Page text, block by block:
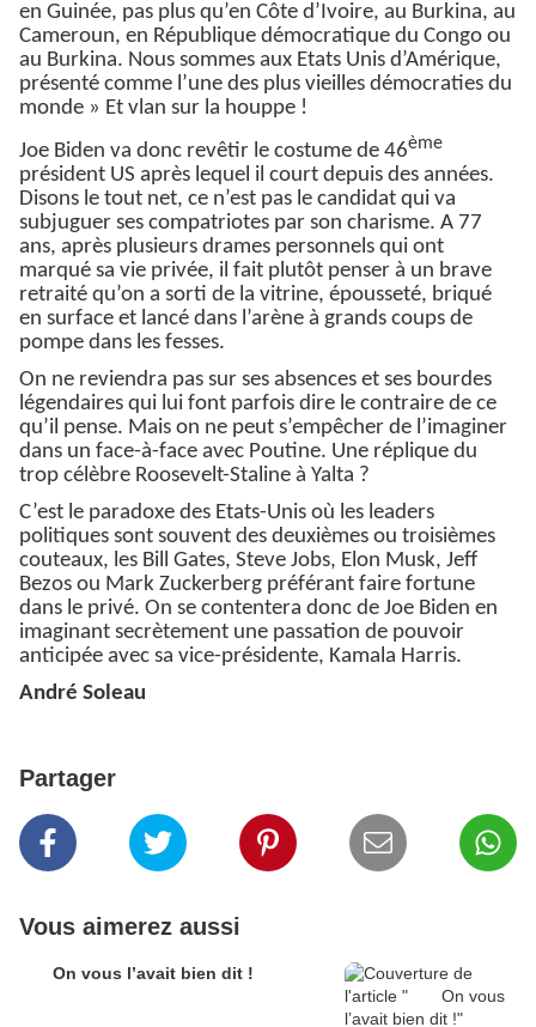
en Guinée, pas plus qu’en Côte d’Ivoire, au Burkina, au
Cameroun, en République démocratique du Congo ou
au Burkina. Nous sommes aux Etats Unis d’Amérique,
présenté comme l’une des plus vieilles démocraties du
monde » Et vlan sur la houppe !
Joe Biden va donc revêtir le costume de 46ème
président US après lequel il court depuis des années.
Disons le tout net, ce n’est pas le candidat qui va
subjuguer ses compatriotes par son charisme. A 77
ans, après plusieurs drames personnels qui ont
marqué sa vie privée, il fait plutôt penser à un brave
retraité qu’on a sorti de la vitrine, épousseté, briqué
en surface et lancé dans l’arène à grands coups de
pompe dans les fesses.
On ne reviendra pas sur ses absences et ses bourdes
légendaires qui lui font parfois dire le contraire de ce
qu’il pense. Mais on ne peut s’empêcher de l’imaginer
dans un face-à-face avec Poutine. Une réplique du
trop célèbre Roosevelt-Staline à Yalta ?
C’est le paradoxe des Etats-Unis où les leaders
politiques sont souvent des deuxièmes ou troisièmes
couteaux, les Bill Gates, Steve Jobs, Elon Musk, Jeff
Bezos ou Mark Zuckerberg préférant faire fortune
dans le privé. On se contentera donc de Joe Biden en
imaginant secrètement une passation de pouvoir
anticipée avec sa vice-présidente, Kamala Harris.
André Soleau
Partager
Vous aimerez aussi
On vous l’avait bien dit !